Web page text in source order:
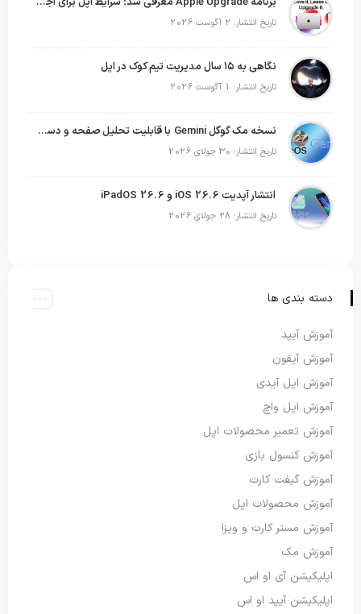
تاریخ انتشار: 2 آگوست 2026
نگاهی به ۱۵ سال مدیریت تیم کوک در اپل
تاریخ انتشار: 1 آگوست 2026
نسخه مک گوگل Gemini با قابلیت تحلیل صفحه و دستورات صوتی در به‌روزرسانی جدید
تاریخ انتشار: 30 جولای 2026
انتشار آپدیت iOS 26.6 و iPadOS 26.6
تاریخ انتشار: 28 جولای 2026
دسته بندی ها
آموزش آیپد
آموزش آیفون
آموزش اپل آیدی
آموزش اپل واچ
آموزش تعمیر محصولات اپل
آموزش کنسول بازی
آموزش گیفت کارت
آموزش محصولات اپل
آموزش مستر کارت و ویزا
آموزش مک
اپلیکیشن آی او اس
اپلیکیشن آیپد او اس